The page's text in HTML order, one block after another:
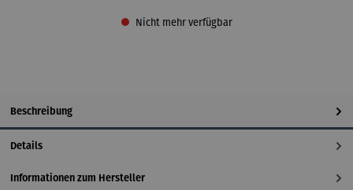
Nicht mehr verfügbar
Beschreibung
Details
Informationen zum Hersteller